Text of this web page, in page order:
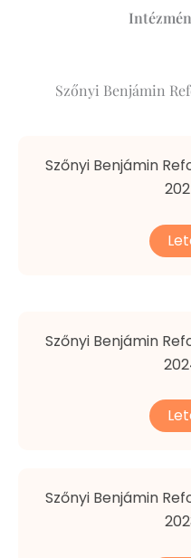
Szőnyi Benjámin
Szőnyi Benjámin
Szőnyi Benjámin
Szőnyi Benjámin